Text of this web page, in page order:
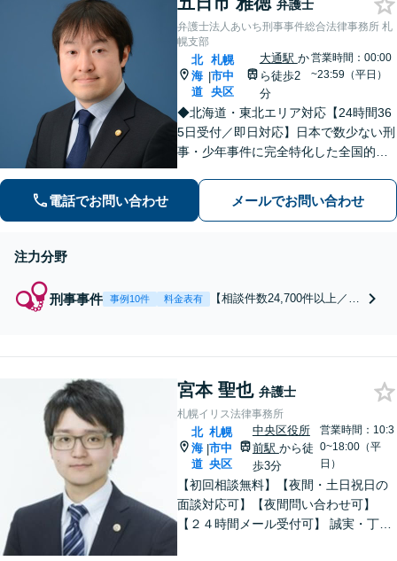
弁護士
弁護士法人あいち刑事事件総合法律事務所 札
幌支部
北
海
道
|
札幌
市中
央区
大通駅 か
ら徒歩2
分
営業時間：00:00
~23:59（平日）
◆北海道・東北エリア対応【24時間36
5日受付／即日対応】日本で数少ない刑
事・少年事件に完全特化した全国的刑
以上、不起訴・無罪獲得2,800件以上、
多数の釈放保釈実績で依頼者の社会復
電話でお問い合わせ メールでお問い合わせ
注力分野
刑事事件 事例10件 料金表有
【相談件数24,700件以上／24
まで豊富な経験と解決実績！
漢・盗撮・薬物犯罪など幅広
い分野に対応可能です！
宮本 聖也 弁護士
札幌イリス法律事務所
北
海
道
|
札幌
市中
央区
中央区役所
前駅 から徒
歩3分
営業時間：10:3
0~18:00（平
日）
【初回相談無料】【夜間・土日祝日の
面談対応可】【夜間問い合わせ可】
【２４時間メール受付可】 誠実・丁寧